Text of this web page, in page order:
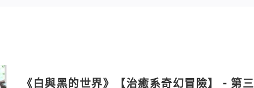
《白與黑的世界》【治癒系奇幻冒險】 - 第三